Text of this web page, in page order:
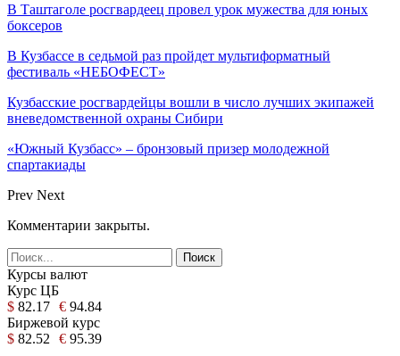
В Таштаголе росгвардеец провел урок мужества для юных
боксеров
В Кузбассе в седьмой раз пройдет мультиформатный
фестиваль «НЕБОФЕСТ»
Кузбасские росгвардейцы вошли в число лучших экипажей
вневедомственной охраны Сибири
«Южный Кузбасс» – бронзовый призер молодежной
спартакиады
Prev Next
Комментарии закрыты.
Курсы валют
Курс ЦБ
$ 82.17 € 94.84
Биржевой курс
$ 82.52 € 95.39